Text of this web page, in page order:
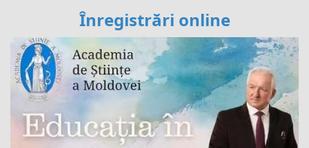
Înregistrări online